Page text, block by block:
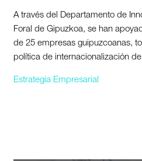
A través del Departamento de
Foral de Gipuzkoa, se han
de 25 empresas guipuzcoanas,
política de internacionalización
Estrategia Empresarial